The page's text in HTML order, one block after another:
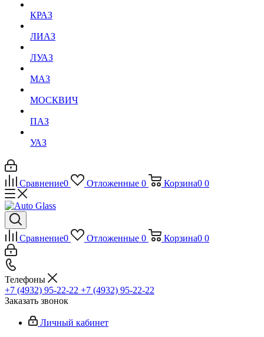
КРАЗ
ЛИАЗ
ЛУАЗ
МАЗ
МОСКВИЧ
ПАЗ
УАЗ
Сравнение0 Отложенные 0 Корзина0 0
Сравнение0 Отложенные 0 Корзина0 0
Телефоны
+7 (4932) 95-22-22 +7 (4932) 95-22-22
Заказать звонок
Личный кабинет